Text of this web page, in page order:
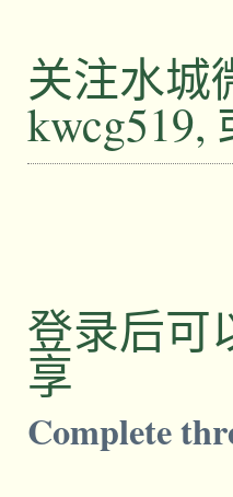
关注水城
kwcg519,
登录后可
享
Complete